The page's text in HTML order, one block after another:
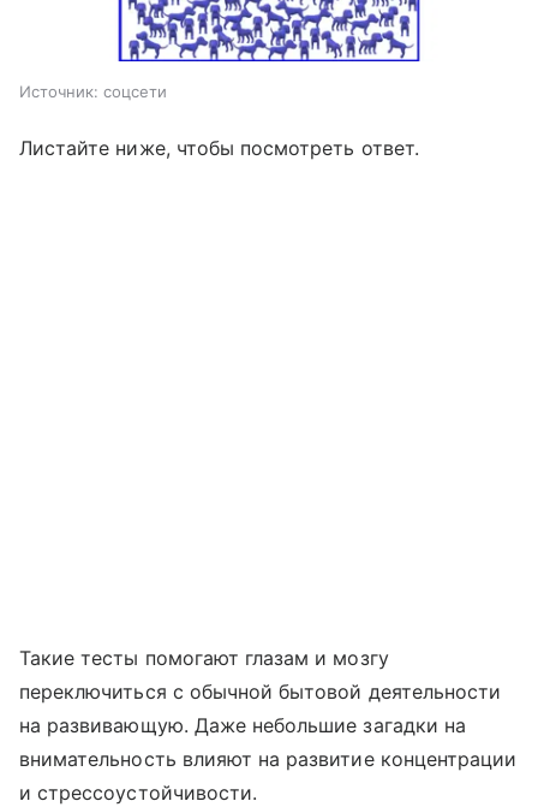
Источник: соцсети
Листайте ниже, чтобы посмотреть ответ.
Такие тесты помогают глазам и мозгу
переключиться с обычной бытовой деятельности
на развивающую. Даже небольшие загадки на
внимательность влияют на развитие концентрации
и стрессоустойчивости.